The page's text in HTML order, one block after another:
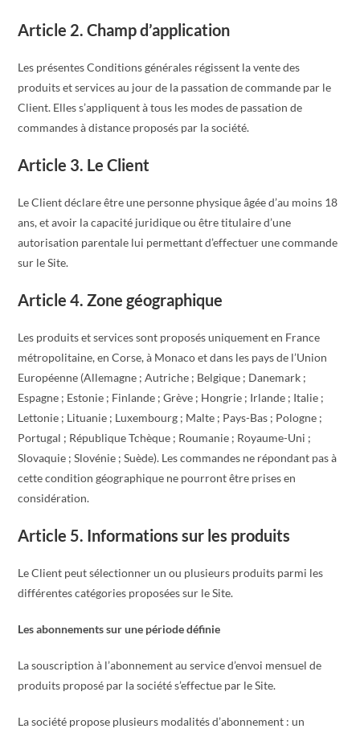
Article 2. Champ d’application
Les présentes Conditions générales régissent la vente des
produits et services au jour de la passation de commande par le
Client. Elles s’appliquent à tous les modes de passation de
commandes à distance proposés par la société.
Article 3. Le Client
Le Client déclare être une personne physique âgée d’au moins 18
ans, et avoir la capacité juridique ou être titulaire d’une
autorisation parentale lui permettant d’effectuer une commande
sur le Site.
Article 4. Zone géographique
Les produits et services sont proposés uniquement en France
métropolitaine, en Corse, à Monaco et dans les pays de l’Union
Européenne (Allemagne ; Autriche ; Belgique ; Danemark ;
Espagne ; Estonie ; Finlande ; Grève ; Hongrie ; Irlande ; Italie ;
Lettonie ; Lituanie ; Luxembourg ; Malte ; Pays-Bas ; Pologne ;
Portugal ; République Tchèque ; Roumanie ; Royaume-Uni ;
Slovaquie ; Slovénie ; Suède). Les commandes ne répondant pas à
cette condition géographique ne pourront être prises en
considération.
Article 5. Informations sur les produits
Le Client peut sélectionner un ou plusieurs produits parmi les
différentes catégories proposées sur le Site.
Les abonnements sur une période définie
La souscription à l’abonnement au service d’envoi mensuel de
produits proposé par la société s’effectue par le Site.
La société propose plusieurs modalités d’abonnement : un